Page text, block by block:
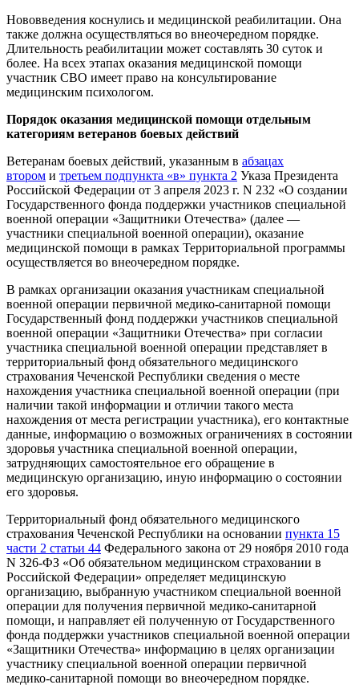
Нововведения коснулись и медицинской реабилитации. Она
также должна осуществляться во внеочередном порядке.
Длительность реабилитации может составлять 30 суток и
более. На всех этапах оказания медицинской помощи
участник СВО имеет право на консультирование
медицинским психологом.
Порядок оказания медицинской помощи отдельным
категориям ветеранов боевых действий
Ветеранам боевых действий, указанным в абзацах
втором и третьем подпункта «в» пункта 2 Указа Президента
Российской Федерации от 3 апреля 2023 г. N 232 «О создании
Государственного фонда поддержки участников специальной
военной операции «Защитники Отечества» (далее —
участники специальной военной операции), оказание
медицинской помощи в рамках Территориальной программы
осуществляется во внеочередном порядке.
В рамках организации оказания участникам специальной
военной операции первичной медико-санитарной помощи
Государственный фонд поддержки участников специальной
военной операции «Защитники Отечества» при согласии
участника специальной военной операции представляет в
территориальный фонд обязательного медицинского
страхования Чеченской Республики сведения о месте
нахождения участника специальной военной операции (при
наличии такой информации и отличии такого места
нахождения от места регистрации участника), его контактные
данные, информацию о возможных ограничениях в состоянии
здоровья участника специальной военной операции,
затрудняющих самостоятельное его обращение в
медицинскую организацию, иную информацию о состоянии
его здоровья.
Территориальный фонд обязательного медицинского
страхования Чеченской Республики на основании пункта 15
части 2 статьи 44 Федерального закона от 29 ноября 2010 года
N 326-ФЗ «Об обязательном медицинском страховании в
Российской Федерации» определяет медицинскую
организацию, выбранную участником специальной военной
операции для получения первичной медико-санитарной
помощи, и направляет ей полученную от Государственного
фонда поддержки участников специальной военной операции
«Защитники Отечества» информацию в целях организации
участнику специальной военной операции первичной
медико-санитарной помощи во внеочередном порядке.